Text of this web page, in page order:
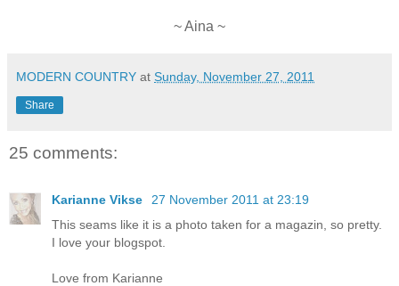
~ Aina ~
MODERN COUNTRY at Sunday, November 27, 2011
Share
25 comments:
Karianne Vikse
27 November 2011 at 23:19
This seams like it is a photo taken for a magazin, so pretty.
I love your blogspot.
Love from Karianne